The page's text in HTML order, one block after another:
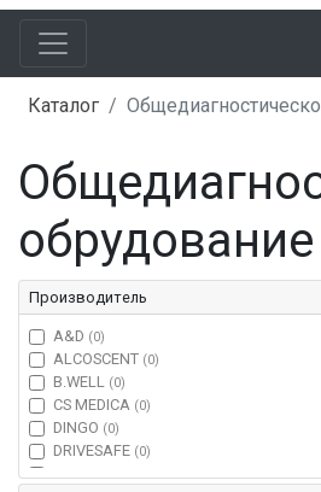
Каталог
обрудование
Производитель
A&D (0)
ALCOSCENT (0)
B.WELL (0)
CS MEDICA (0)
DINGO (0)
DRIVESAFE (0)